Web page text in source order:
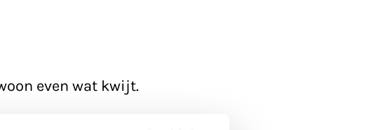
even wat kwijt.